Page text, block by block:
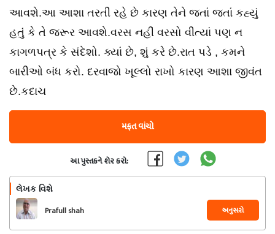
આવશે.આ આશા તરતી રહે છે કારણ તેને જતાં જતાં કહ્યું
હતું કે તે જરૂર આવશે.વરસ નહીં વરસો વીત્યાં પણ ન
કાગળપત્ર કે સંદેશો. ક્યાં છે, શું કરે છે.રાત પડે , કમને
બારીઓ બંધ કરો. દરવાજો ખૂલ્લો રાખો કારણ આશા જીવંત
છે.કદાચ
મફત વાંચો
આ પુસ્તકને શેર કરો:
લેખક વિશે
Prafull shah અનુસરો